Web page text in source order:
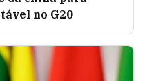
no G20